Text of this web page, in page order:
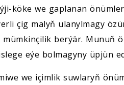
köke we gaplanan
çig malyň ulanylmagy
berýär. Munuň
eýe bolmagyny üpjün
we içimlik suwlaryň